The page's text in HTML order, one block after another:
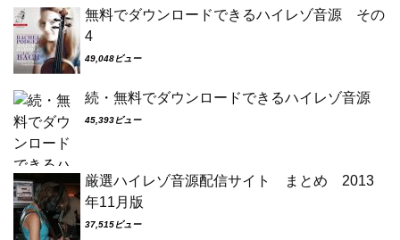
無料でダウンロードできるハイレゾ音源 その
4
49,048ビュー
続・無料でダウンロードできるハイレゾ音源
45,393ビュー
厳選ハイレゾ音源配信サイト まとめ 2013
年11月版
37,515ビュー